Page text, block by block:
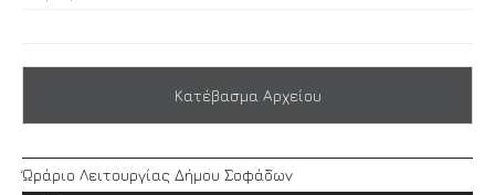
Κατέβασμα Αρχείου
Ώράριο Λειτουργίας Δήμου Σοφάδων